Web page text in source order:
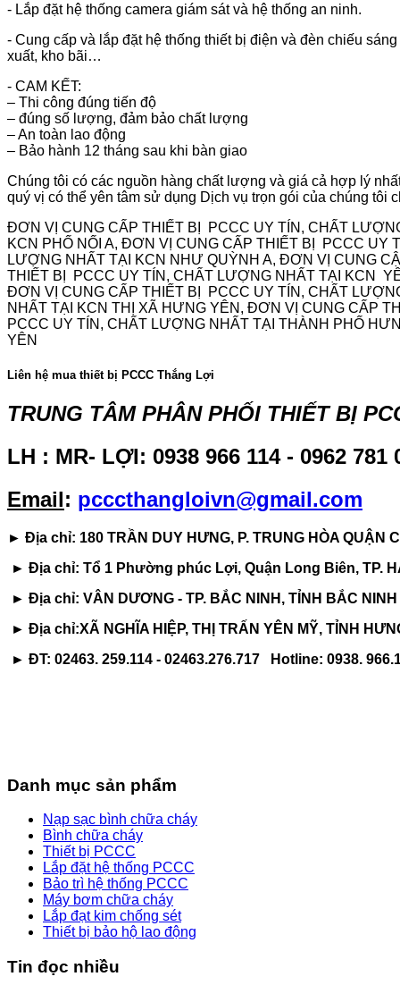
- Lắp đặt hệ thống camera giám sát và hệ thống an ninh.
- Cung cấp và lắp đặt hệ thống thiết bị điện và đèn chiếu
xuất, kho bãi…
- CAM KẾT:
– Thi công đúng tiến độ
– đúng số lượng, đảm bảo chất lượng
– An toàn lao động
– Bảo hành 12 tháng sau khi bàn giao
Chúng tôi có các nguồn hàng chất lượng và giá cả hợp lý
quý vị có thể yên tâm sử dụng Dịch vụ trọn gói của chúng tôi
ĐƠN VỊ CUNG CẤP THIẾT BỊ PCCC UY TÍN, CHẤT
KCN PHỐ NỐI A, ĐƠN VỊ CUNG CẤP THIẾT BỊ PCCC
LƯỢNG NHẤT TẠI KCN NHƯ QUỲNH A, ĐƠN VỊ CUNG
THIẾT BỊ PCCC UY TÍN, CHẤT LƯỢNG NHẤT TẠI KCN
ĐƠN VỊ CUNG CẤP THIẾT BỊ PCCC UY TÍN, CHẤT
NHẤT TẠI KCN THỊ XÃ HƯNG YÊN, ĐƠN VỊ CUNG CẤP
PCCC UY TÍN, CHẤT LƯỢNG NHẤT TẠI THÀNH PHỐ
YÊN
Liên hệ mua thiết bị PCCC Thắng Lợi
TRUNG TÂM PHÂN PHỐI THIẾT BỊ
LH : MR- LỢI: 0938 966 114 - 0962 781
Email: pcccthangloivn@gmail.com
► Địa chỉ: 180 TRẦN DUY HƯNG, P. TRUNG HÒA QUẬN
► Địa chỉ: Tổ 1 Phường phúc Lợi, Quận Long Biên, TP.
► Địa chỉ: VÂN DƯƠNG - TP. BẮC NINH, TỈNH BẮC NINH
► Địa chỉ:XÃ NGHĨA HIỆP, THỊ TRẤN YÊN MỸ, TỈNH
► ĐT: 02463. 259.114 - 02463.276.717 Hotline: 0938.
Danh mục sản phẩm
Nạp sạc bình chữa cháy
Bình chữa cháy
Thiết bị PCCC
Lắp đặt hệ thống PCCC
Bảo trì hệ thống PCCC
Máy bơm chữa cháy
Lắp đạt kim chống sét
Thiết bị bảo hộ lao động
Tin đọc nhiều